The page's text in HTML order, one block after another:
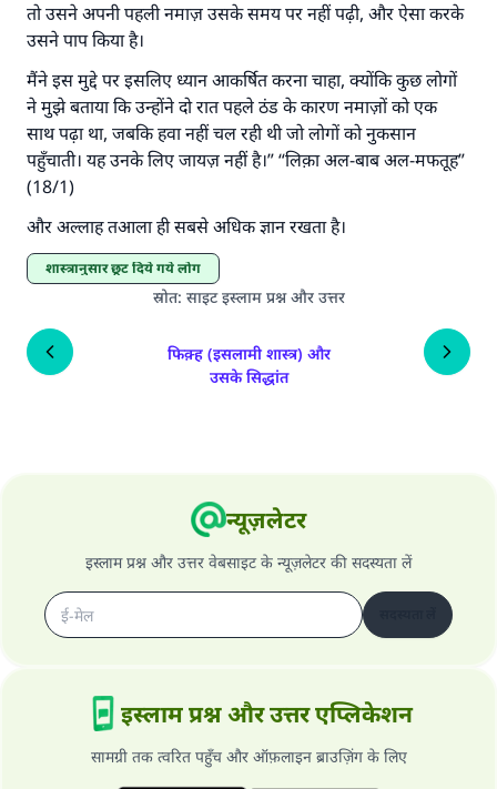
तो उसने अपनी पहली नमाज़ उसके समय पर नहीं पढ़ी, और ऐसा करके
उसने पाप किया है।
मैंने इस मुद्दे पर इसलिए ध्यान आकर्षित करना चाहा, क्योंकि कुछ लोगों
ने मुझे बताया कि उन्होंने दो रात पहले ठंड के कारण नमाज़ों को एक
साथ पढ़ा था, जबकि हवा नहीं चल रही थी जो लोगों को नुकसान
पहुँचाती। यह उनके लिए जायज़ नहीं है।” “लिक़ा अल-बाब अल-मफतूह”
(18/1)
और अल्लाह तआला ही सबसे अधिक ज्ञान रखता है।
शास्त्रानुसार छूट दिये गये लोग
स्रोत: साइट इस्लाम प्रश्न और उत्तर
फिक़्ह (इसलामी शास्त्र) और
उसके सिद्धांत
न्यूज़लेटर
इस्लाम प्रश्न और उत्तर वेबसाइट के न्यूज़लेटर की सदस्यता लें
इस्लाम प्रश्न और उत्तर एप्लिकेशन
सामग्री तक त्वरित पहुँच और ऑफ़लाइन ब्राउज़िंग के लिए